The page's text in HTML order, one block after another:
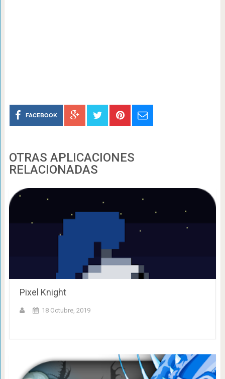
FACEBOOK
OTRAS APLICACIONES
RELACIONADAS
Pixel Knight
18 Octubre, 2019